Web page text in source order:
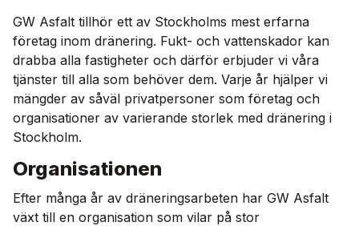
GW Asfalt tillhör ett av Stockholms mest erfarna
företag inom dränering. Fukt- och vattenskador kan
drabba alla fastigheter och därför erbjuder vi våra
tjänster till alla som behöver dem. Varje år hjälper vi
mängder av såväl privatpersoner som företag och
organisationer av varierande storlek med dränering i
Stockholm.
Organisationen
Efter många år av dräneringsarbeten har GW Asfalt
växt till en organisation som vilar på stor